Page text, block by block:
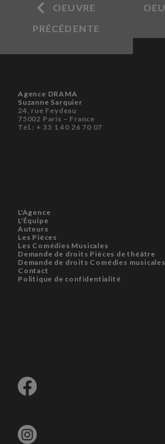
OEUVRE
PRÉCÉDENTE
Agence DRAMA
Suzanne Sarquier
24, rue Feydeau
75002 Paris – France
Tél.: + 33 1 40 26 70 07
L'Agence
L'Équipe
Auteurs
Les Pièces
Les Comédies Musicales
Demande de droits Pièces de théâtre
Demande de droits Comédies musicales
Contact
Politique de confidentialité